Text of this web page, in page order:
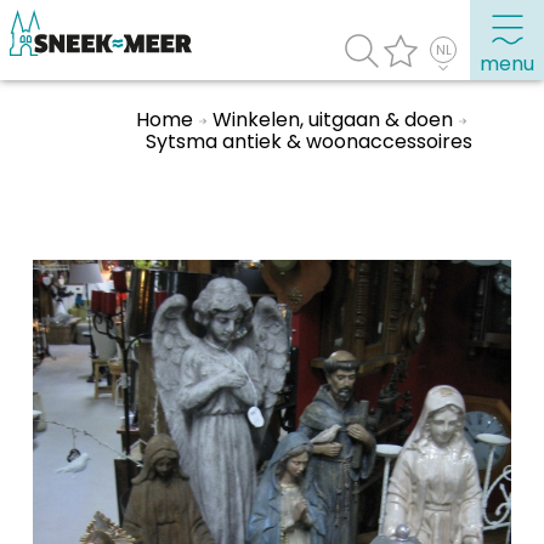
menu
Toeristische informatie
Bezienswaardigheden
Winkelen, uitgaan en doen
Eten, drinken & uitgaan
Watersport
Overnachten
Home Winkelen, uitgaan & doen
Sytsma antiek & woonaccessoires